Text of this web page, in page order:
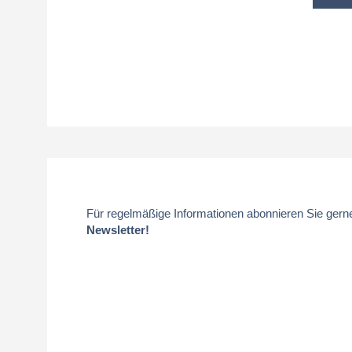
Für regelmäßige Informationen abonnieren Sie
Newsletter!